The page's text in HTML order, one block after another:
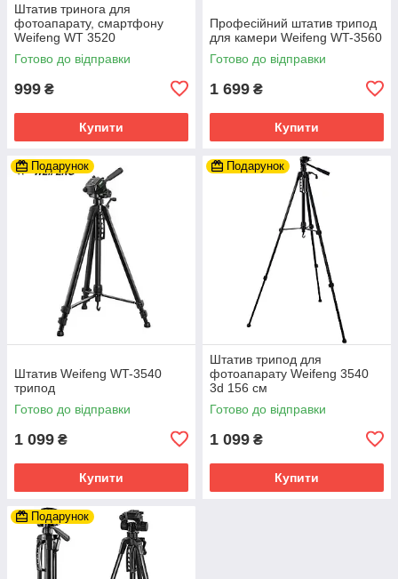
Штатив тринога для
фотоапарату, смартфону
Weifeng WT 3520
Готово до відправки
999 ₴
Купити
Професійний штатив трипод
для камери Weifeng WT-3560
Готово до відправки
1 699 ₴
Купити
Подарунок
Штатив Weifeng WT-3540
трипод
Готово до відправки
1 099 ₴
Купити
Подарунок
Штатив трипод для
фотоапарату Weifeng 3540
3d 156 см
Готово до відправки
1 099 ₴
Купити
Подарунок